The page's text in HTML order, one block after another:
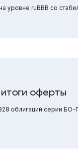
уровне ruBBB со
оферты
облигаций серии БО-